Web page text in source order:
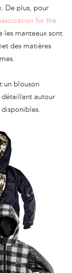
De plus, pour
for the
les manteaux sont
des matières
un blouson
détaillant autour
disponibles.